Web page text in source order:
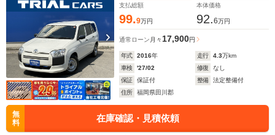
支払総額
99.9万円
本体価格
92.6万円
通常ローン 月々 17,900円
年式 2016年 走行 4.3万km
車検
'27/02 修復
なし
保証
保証付 整備
法定整備付
住所
福岡県田川郡
無
料
在庫確認・見積依頼